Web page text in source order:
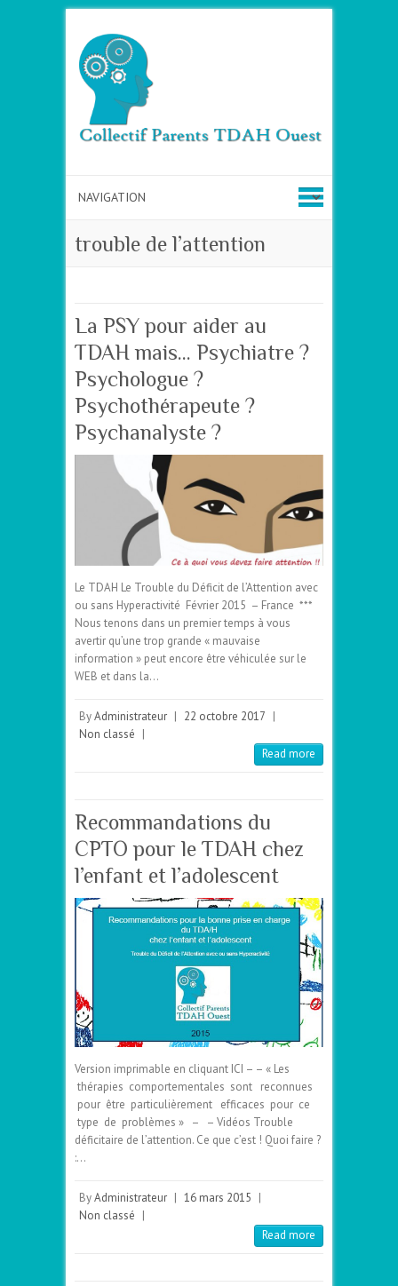
trouble de l’attention
La PSY pour aider au
TDAH mais… Psychiatre ?
Psychologue ?
Psychothérapeute ?
Psychanalyste ?
Le TDAH Le Trouble du Déficit de l’Attention avec
ou sans Hyperactivité Février 2015 – France ***
Nous tenons dans un premier temps à vous
avertir qu’une trop grande « mauvaise
information » peut encore être véhiculée sur le
WEB et dans la…
ByAdministrateur 22 octobre 2017
Non classé
Read more
Recommandations du
CPTO pour le TDAH chez
l’enfant et l’adolescent
Version imprimable en cliquant ICI – – « Les
thérapies comportementales sont reconnues
pour être particulièrement efficaces pour ce
type de problèmes » – – Vidéos Trouble
déficitaire de l’attention. Ce que c’est ! Quoi faire ?
:…
ByAdministrateur 16 mars 2015
Non classé
Read more